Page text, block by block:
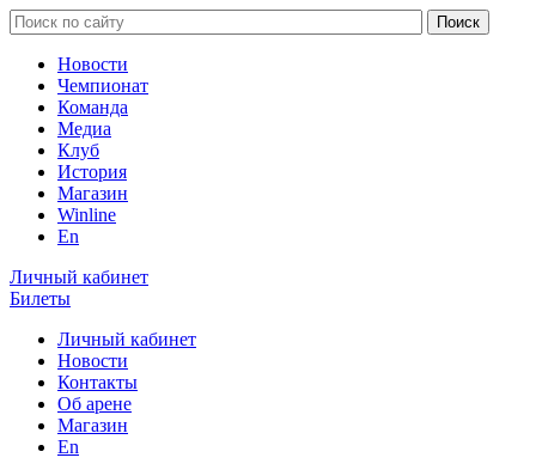
Новости
Чемпионат
Команда
Медиа
Клуб
История
Магазин
Winline
En
Личный кабинет
Билеты
Личный кабинет
Новости
Контакты
Об арене
Магазин
En